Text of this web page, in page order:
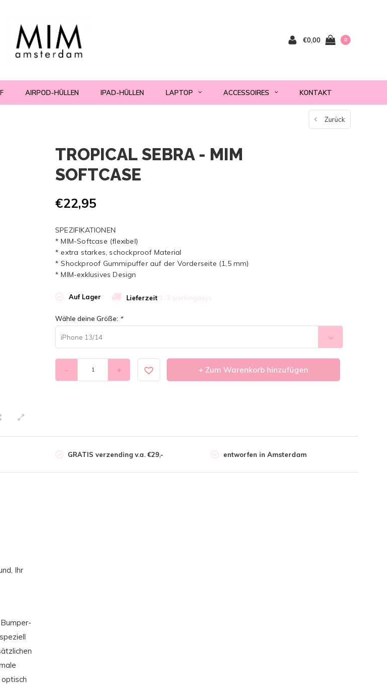
€0,00 0
AIRPOD-HÜLLEN IPAD-HÜLLEN LAPTOP ACCESSOIRES KONTAKT
Zurück
TROPICAL SEBRA - MIM
SOFTCASE
€22,95
SPEZIFIKATIONEN
* MIM-Softcase (flexibel)
* extra starkes, schockproof Material
* Shockproof Gummipuffer auf der Vorderseite (1,5 mm)
* MIM-exklusives Design
Auf Lager Lieferzeit 1-3 workingdays
Wähle deine Größe: *
iPhone 13/14
- + + Zum Warenkorb hinzufügen
GRATIS verzending v.a. €29,- entworfen in Amsterdam
Ihr